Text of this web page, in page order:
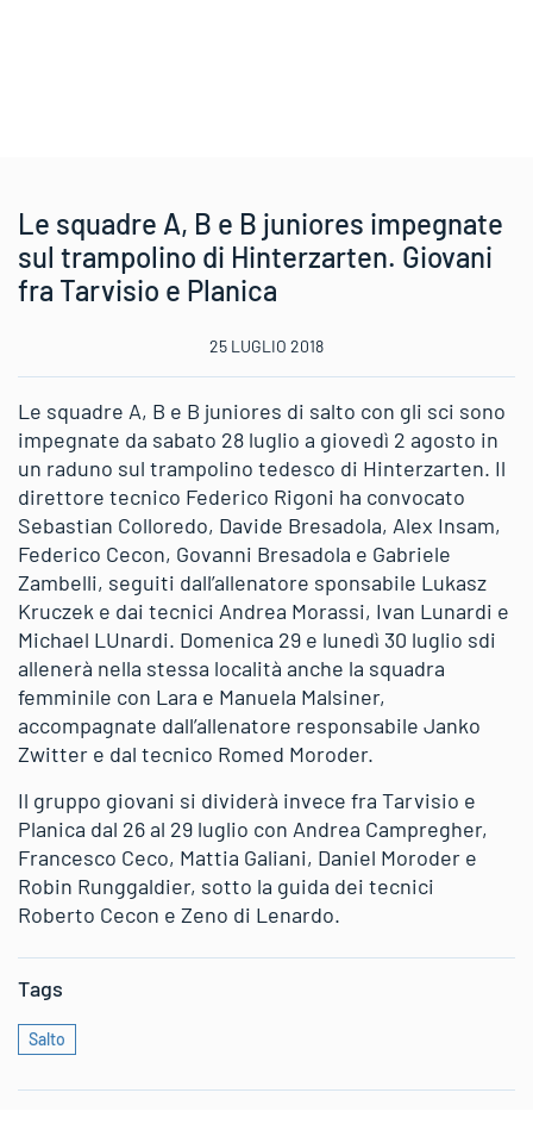
Le squadre A, B e B juniores impegnate
sul trampolino di Hinterzarten. Giovani
fra Tarvisio e Planica
25 LUGLIO 2018
Le squadre A, B e B juniores di salto con gli sci sono
impegnate da sabato 28 luglio a giovedì 2 agosto in
un raduno sul trampolino tedesco di Hinterzarten. Il
direttore tecnico Federico Rigoni ha convocato
Sebastian Colloredo, Davide Bresadola, Alex Insam,
Federico Cecon, Govanni Bresadola e Gabriele
Zambelli, seguiti dall’allenatore sponsabile Lukasz
Kruczek e dai tecnici Andrea Morassi, Ivan Lunardi e
Michael LUnardi. Domenica 29 e lunedì 30 luglio sdi
allenerà nella stessa località anche la squadra
femminile con Lara e Manuela Malsiner,
accompagnate dall’allenatore responsabile Janko
Zwitter e dal tecnico Romed Moroder.
Il gruppo giovani si dividerà invece fra Tarvisio e
Planica dal 26 al 29 luglio con Andrea Campregher,
Francesco Ceco, Mattia Galiani, Daniel Moroder e
Robin Runggaldier, sotto la guida dei tecnici
Roberto Cecon e Zeno di Lenardo.
Tags
Salto